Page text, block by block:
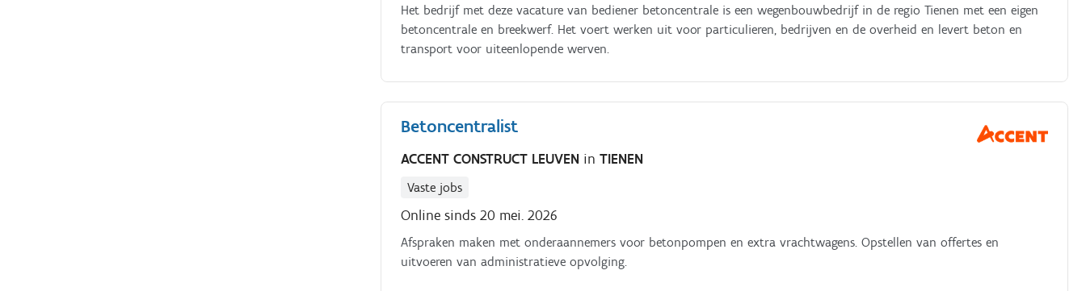
Het bedrijf met deze vacature van bediener betoncentrale is een wegenbouwbedrijf in de regio Tienen met een eigen
betoncentrale en breekwerf. Het voert werken uit voor particulieren, bedrijven en de overheid en levert beton en
transport voor uiteenlopende werven.
Betoncentralist
ACCENT CONSTRUCT LEUVEN inTIENEN
Vaste jobs
Online sinds 20 mei. 2026
Afspraken maken met onderaannemers voor betonpompen en extra vrachtwagens. Opstellen van offertes en
uitvoeren van administratieve opvolging.